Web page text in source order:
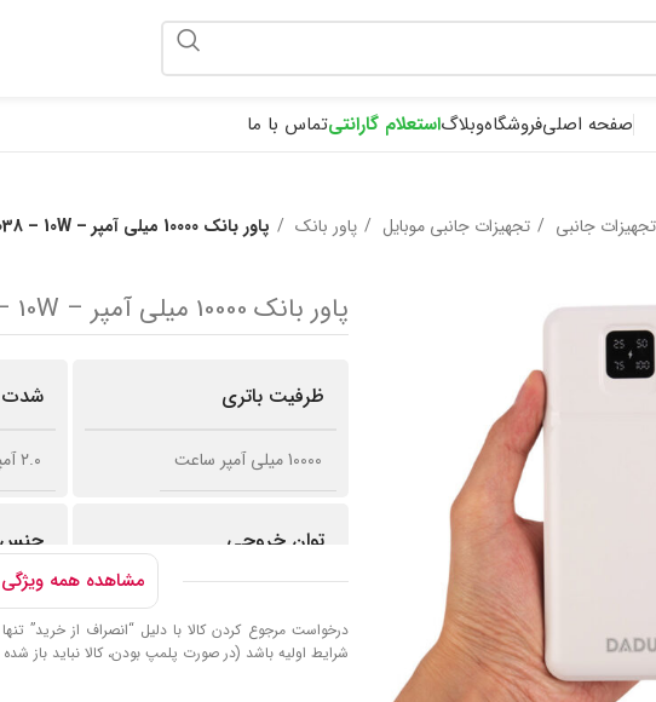
صفحه اصلیفروشگاهوبلاگاستعلام گارانتیتماس با ما
جانبی تجهیزات جانبی موبایل پاور بانک پاور بانک 10000 میلی آمپر – Dadu DP-038 – 10W
کلیک کنید
پاور بانک 10000 میلی آمپر – Dadu DP-038 – 10W
ظرفیت باتری
10000 میلی آمپر ساعت
شدت
۲.۰ آمپر مخصوص تبلت و موبایل
توان خروجی جنس
مشاهده همه
درخواست مرجوع کردن کالا با دلیل “انصراف از خرید”
شرایط اولیه باشد (در صورت پلمپ بودن، کالا نباید باز
پی